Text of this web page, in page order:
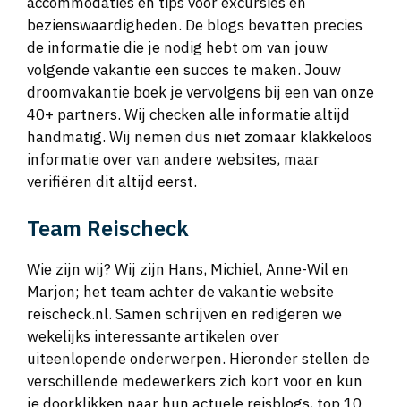
bezienswaardigheden. De blogs bevatten precies
de informatie die je nodig hebt om van jouw
volgende vakantie een succes te maken. Jouw
droomvakantie boek je vervolgens bij een van onze
40+ partners. Wij checken alle informatie altijd
handmatig. Wij nemen dus niet zomaar klakkeloos
informatie over van andere websites, maar
verifiëren dit altijd eerst.
Team Reischeck
Wie zijn wij? Wij zijn Hans, Michiel, Anne-Wil en
Marjon; het team achter de vakantie website
reischeck.nl. Samen schrijven en redigeren we
wekelijks interessante artikelen over
uiteenlopende onderwerpen. Hieronder stellen de
verschillende medewerkers zich kort voor en kun